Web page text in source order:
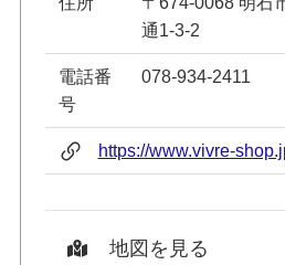
通1-3-2
電話番
号
078-934-2411
https://www.vivre-
地図を見る